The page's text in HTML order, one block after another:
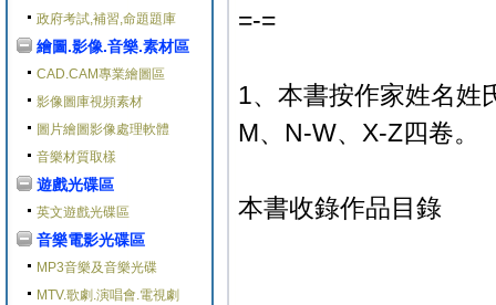
政府考試,補習,命題題庫
繪圖.影像.音樂.素材區
CAD.CAM專業繪圖區
影像圖庫視頻素材
圖片繪圖影像處理軟體
音樂材質取樣
遊戲光碟區
英文遊戲光碟區
音樂電影光碟區
MP3音樂及音樂光碟
MTV.歌劇.演唱會.電視劇
=-=
1、本書按作家姓名姓
M、N-W、X-Z四卷。
本書收錄作品目錄